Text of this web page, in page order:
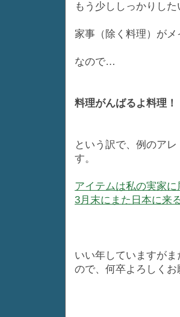
もう少ししっかりした
家事（除く料理）が
なので…
料理がんばるよ料理！
という訳で、例のアレ
す。
アイテムは私の実家に
3月末にまた日本に来
いい年していますが
ので、何卒よろしくお